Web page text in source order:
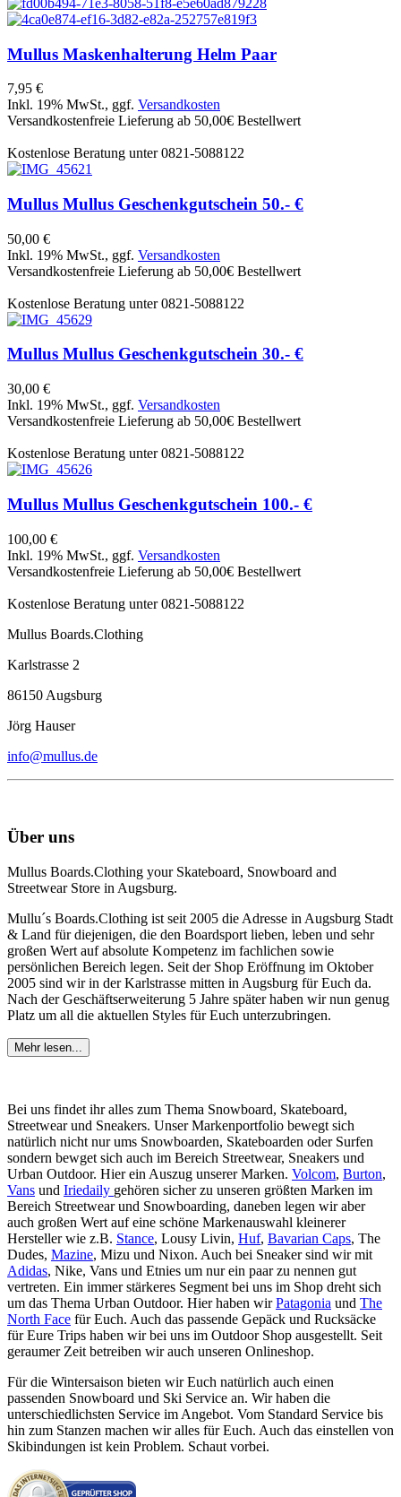
Mullus Maskenhalterung Helm Paar
7,95 €
Inkl. 19% MwSt., ggf. Versandkosten
Versandkostenfreie Lieferung ab 50,00€ Bestellwert
Kostenlose Beratung unter 0821-5088122
Mullus Mullus Geschenkgutschein 50.- €
50,00 €
Inkl. 19% MwSt., ggf. Versandkosten
Versandkostenfreie Lieferung ab 50,00€ Bestellwert
Kostenlose Beratung unter 0821-5088122
Mullus Mullus Geschenkgutschein 30.- €
30,00 €
Inkl. 19% MwSt., ggf. Versandkosten
Versandkostenfreie Lieferung ab 50,00€ Bestellwert
Kostenlose Beratung unter 0821-5088122
Mullus Mullus Geschenkgutschein 100.- €
100,00 €
Inkl. 19% MwSt., ggf. Versandkosten
Versandkostenfreie Lieferung ab 50,00€ Bestellwert
Kostenlose Beratung unter 0821-5088122
Mullus Boards.Clothing
Karlstrasse 2
86150 Augsburg
Jörg Hauser
info@mullus.de
Über uns
Mullus Boards.Clothing your Skateboard, Snowboard and
Streetwear Store in Augsburg.
Mullu´s Boards.Clothing ist seit 2005 die Adresse in Augsburg Stadt
& Land für diejenigen, die den Boardsport lieben, leben und sehr
großen Wert auf absolute Kompetenz im fachlichen sowie
persönlichen Bereich legen. Seit der Shop Eröffnung im Oktober
2005 sind wir in der Karlstrasse mitten in Augsburg für Euch da.
Nach der Geschäftserweiterung 5 Jahre später haben wir nun genug
Platz um all die aktuellen Styles für Euch unterzubringen.
Mehr lesen...
Bei uns findet ihr alles zum Thema Snowboard, Skateboard,
Streetwear und Sneakers. Unser Markenportfolio bewegt sich
natürlich nicht nur ums Snowboarden, Skateboarden oder Surfen
sondern bewget sich auch im Bereich Streetwear, Sneakers und
Urban Outdoor. Hier ein Auszug unserer Marken. Volcom, Burton,
Vans und Iriedaily gehören sicher zu unseren größten Marken im
Bereich Streetwear und Snowboarding, daneben legen wir aber
auch großen Wert auf eine schöne Markenauswahl kleinerer
Hersteller wie z.B. Stance, Lousy Livin, Huf, Bavarian Caps, The
Dudes, Mazine, Mizu und Nixon. Auch bei Sneaker sind wir mit
Adidas, Nike, Vans und Etnies um nur ein paar zu nennen gut
vertreten. Ein immer stärkeres Segment bei uns im Shop dreht sich
um das Thema Urban Outdoor. Hier haben wirPatagonia und The
North Face für Euch. Auch das passende Gepäck und Rucksäcke
für Eure Trips haben wir bei uns im Outdoor Shop ausgestellt. Seit
geraumer Zeit betreiben wir auch unseren Onlineshop.
Für die Wintersaison bieten wir Euch natürlich auch einen
passenden Snowboard und Ski Service an. Wir haben die
unterschiedlichsten Service im Angebot. Vom Standard Service bis
hin zum Stanzen machen wir alles für Euch. Auch das einstellen von
Skibindungen ist kein Problem. Schaut vorbei.